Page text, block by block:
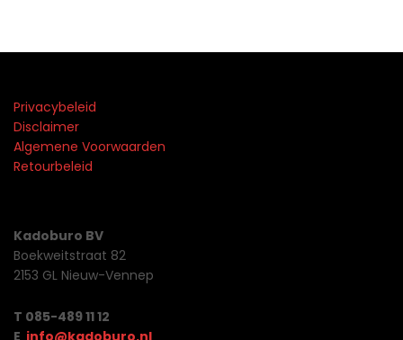
Privacybeleid
Disclaimer
Algemene Voorwaarden
Retourbeleid
Kadoburo BV
Boekweitstraat 82
2153 GL Nieuw-Vennep
T 085-489 11 12
E info@kadoburo.nl